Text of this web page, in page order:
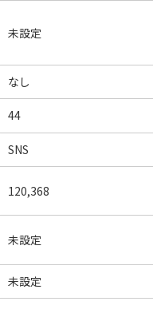
未設定
なし
44
SNS
120,368
未設定
未設定